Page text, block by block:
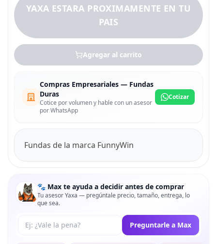
YAXA ESTARA PROXIMAMENTE EN TU
PAIS
Agregar al carrito
Compras Empresariales — Fundas
Duras
Cotice por volumen y hable con un asesor
por WhatsApp
Cotizar
Fundas de la marca FunnyWin
🐾 Max te ayuda a decidir antes de comprar
Tu asesor Yaxa — pregúntale precio, tamaño, entrega, lo
que sea.
Tu pregunta a Max Preguntarle a Max